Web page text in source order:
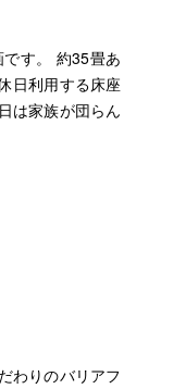
す。 約35畳あ
日利用する床座
は家族が団らん
わりのバリアフ